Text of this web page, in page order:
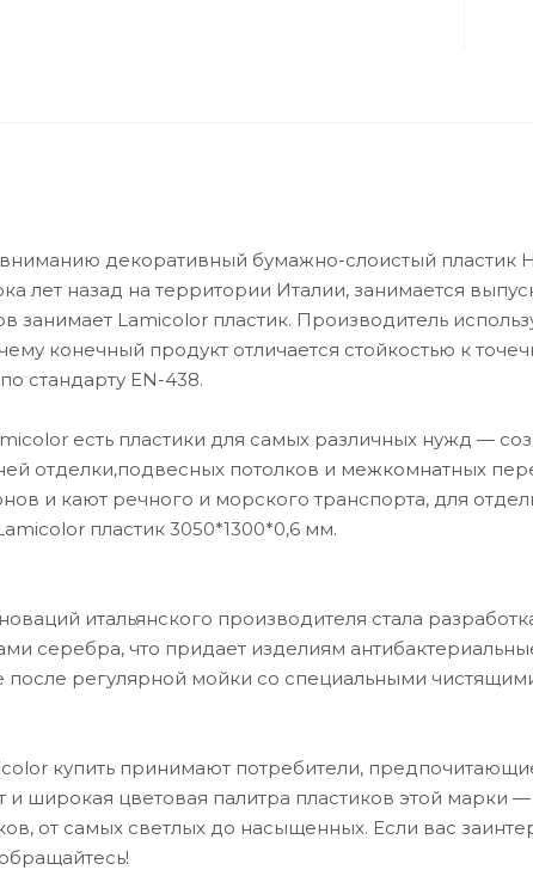
декоративный бумажно-слоистый пластик
лет назад на территории Италии, занимается
занимает Lamicolor пластик. Производитель
конечный продукт отличается стойкостью к
стандарту EN-438.
есть пластики для самых различных нужд —
отделки,подвесных потолков и межкомнатных
и кают речного и морского транспорта, для
пластик 3050*1300*0,6 мм.
итальянского производителя стала
серебра, что придает изделиям
после регулярной мойки со специальными
купить принимают потребители,
широкая цветовая палитра пластиков этой марки
от самых светлых до насыщенных. Если вас